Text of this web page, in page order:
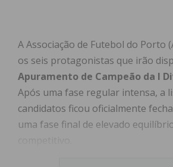
A Associação de Futebol do Porto
os seis protagonistas que irão
Apuramento de Campeão da I
Após uma fase regular intensa, a
candidatos ficou oficialmente
uma fase final de elevado